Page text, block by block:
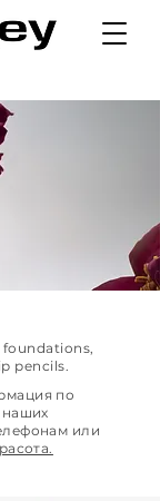
pencils.
по
наших
или